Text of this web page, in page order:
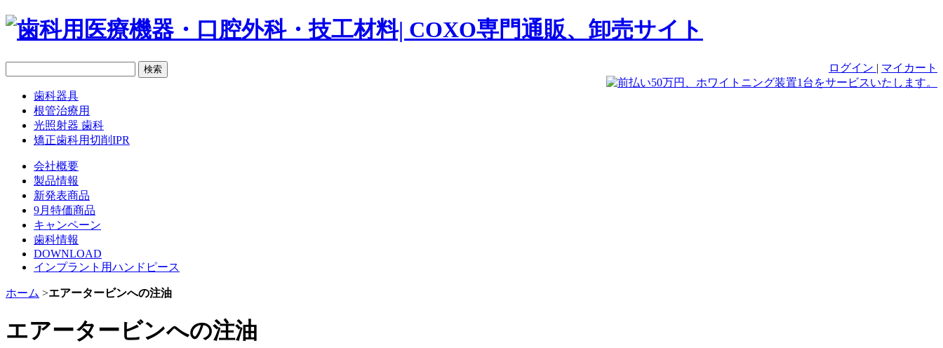
ログイン | マイカート
歯科器具
根管治療用
光照射器 歯科
矯正歯科用切削IPR
会社概要
製品情報
新発表商品
9月特価商品
キャンペーン
歯科情報
DOWNLOAD
インプラント用ハンドピース
ホーム >エアータービンへの注油
エアータービンへの注油